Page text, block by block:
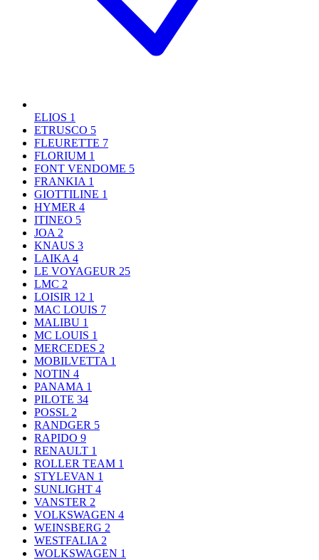
ELIOS 1
ETRUSCO 5
FLEURETTE 7
FLORIUM 1
FONT VENDOME 5
FRANKIA 1
GIOTTILINE 1
HYMER 4
ITINEO 5
JOA 2
KNAUS 3
LAIKA 4
LE VOYAGEUR 25
LMC 2
LOISIR 12 1
MAC LOUIS 7
MALIBU 1
MC LOUIS 1
MERCEDES 2
MOBILVETTA 1
NOTIN 4
PANAMA 1
PILOTE 34
POSSL 2
RANDGER 5
RAPIDO 9
RENAULT 1
ROLLER TEAM 1
STYLEVAN 1
SUNLIGHT 4
VANSTER 2
VOLKSWAGEN 4
WEINSBERG 2
WESTFALIA 2
WOLKSWAGEN 1